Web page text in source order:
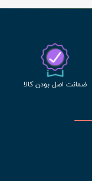
ضمانت اصل بودن کالا